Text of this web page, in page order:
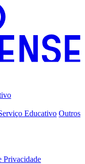
Educativo Outros
Privacidade